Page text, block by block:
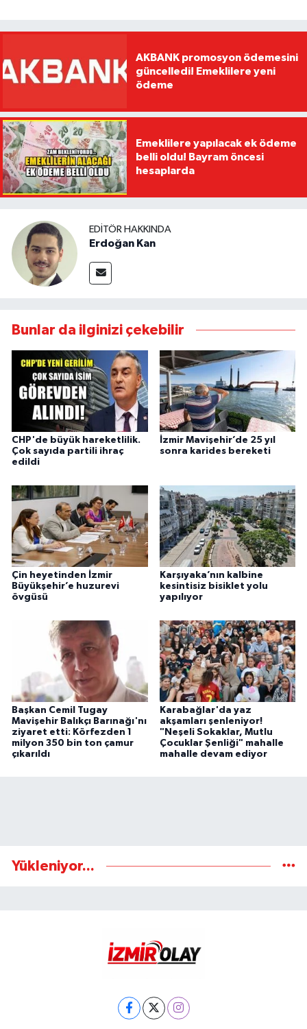
AKBANK promosyon ödemesini
güncelledi! Emeklilere yeni
ödeme
Emeklilere yapılacak ek ödeme
belli oldu! Bayram öncesi
hesaplarda
EDITÖR HAKKINDA
Erdoğan Kan
Bunlar da ilginizi çekebilir
CHP'de büyük hareketlilik.
Çok sayıda partili ihraç
edildi
İzmir Mavişehir’de 25 yıl
sonra karides bereketi
Çin heyetinden İzmir
Büyükşehir’e huzurevi
övgüsü
Karşıyaka’nın kalbine
kesintisiz bisiklet yolu
yapılıyor
Başkan Cemil Tugay
Mavişehir Balıkçı Barınağı'nı
ziyaret etti: Körfezden 1
milyon 350 bin ton çamur
çıkarıldı
Karabağlar'da yaz
akşamları şenleniyor!
"Neşeli Sokaklar, Mutlu
Çocuklar Şenliği" mahalle
mahalle devam ediyor
Yükleniyor...